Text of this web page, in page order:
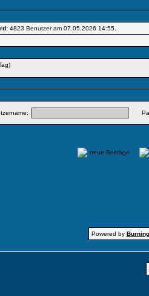
4823 Benutzer am 07.05.2026 14:55.
neue Beiträge
Powered by